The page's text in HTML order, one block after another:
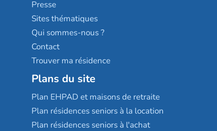
Résidences services Villa Médicis
Presse
Sites thématiques
Qui sommes-nous ?
Contact
Trouver ma résidence
Plans du site
Plan EHPAD et maisons de retraite
Plan résidences seniors à la location
Plan résidences seniors à l'achat